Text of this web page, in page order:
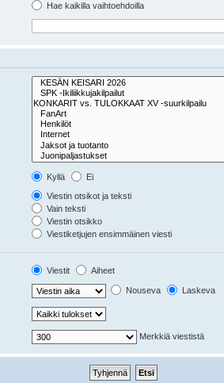
Hae kaikilla vaihtoehdoilla
Kyllä
Ei
Viestin otsikot ja teksti
Vain teksti
Viestin otsikko
Viestiketjujen ensimmäinen viesti
Viestit
Aiheet
Nouseva Laskeva
Merkkiä viestistä